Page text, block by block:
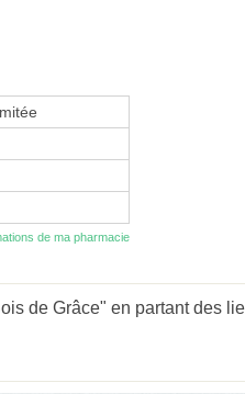
de ma pharmacie
de Grâce" en partant des